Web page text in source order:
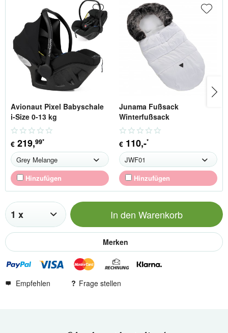
Avionaut Pixel Babyschale
i-Size 0-13 kg
€ 219,99*
Hinzufügen
Junama Fußsack
Winterfußsack
€ 110,-*
Hinzufügen
In den Warenkorb
Merken
Empfehlen Frage stellen